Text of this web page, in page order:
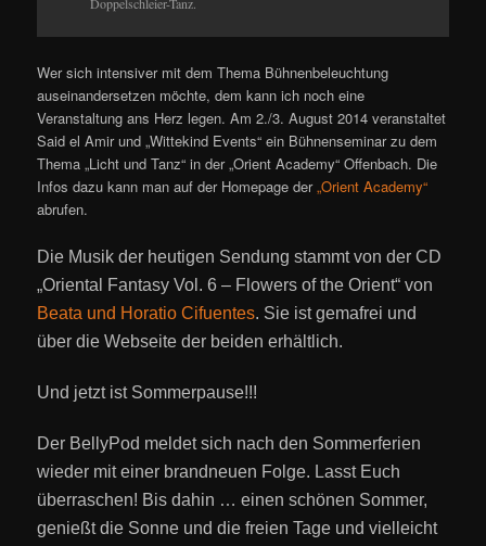
Wer sich intensiver mit dem Thema Bühnenbeleuchtung
auseinandersetzen möchte, dem kann ich noch eine
Veranstaltung ans Herz legen. Am 2./3. August 2014 veranstaltet
Said el Amir und „Wittekind Events“ ein Bühnenseminar zu dem
Thema „Licht und Tanz“ in der „Orient Academy“ Offenbach. Die
Infos dazu kann man auf der Homepage der„Orient Academy“
abrufen.
Die Musik der heutigen Sendung stammt von der CD
„Oriental Fantasy Vol. 6 – Flowers of the Orient“ von
Beata und Horatio Cifuentes. Sie ist gemafrei und
über die Webseite der beiden erhältlich.
Und jetzt ist Sommerpause!!!
Der BellyPod meldet sich nach den Sommerferien
wieder mit einer brandneuen Folge. Lasst Euch
überraschen! Bis dahin … einen schönen Sommer,
genießt die Sonne und die freien Tage und vielleicht